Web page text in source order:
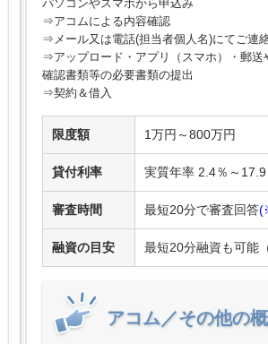
パソコンやスマホから申込み
⇒アコムによる内容確認
⇒メール又は電話(担当者個人名)にてご連
⇒アップロード・アプリ（スマホ）・郵送
確認書類等の必要書類の提出
⇒契約＆借入
限度額 1万円～800万円
貸付利率 実質年率 2.4％～17.9
審査時間 最短20分で審査回答
融資の目安 最短20分融資も可能
アコム／その他の